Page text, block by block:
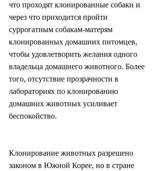
что проходят клонированные собаки и
через что приходится пройти
суррогатным собакам-матерям
клонированных домашних питомцев,
чтобы удовлетворить желания одного
владельца домашнего животного. Более
того, отсутствие прозрачности в
лабораториях по клонированию
домашних животных усиливает
беспокойство.
Клонирование животных разрешено
законом в Южной Корее, но в стране